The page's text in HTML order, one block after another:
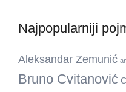
Najpopularniji
Aleksandar Zemunić
Bruno Cvitanović